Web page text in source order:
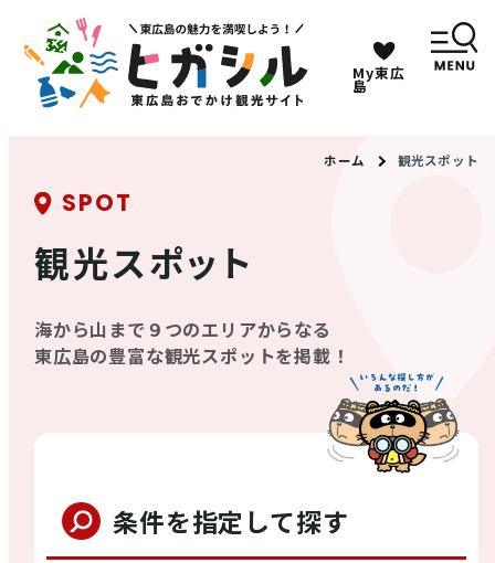
My東広
島
ホーム 観光スポット
SPOT
観光スポット
海から山まで９つのエリアからなる
東広島の豊富な観光スポットを掲載！
条件を指定して探す
キーワードは2つまで、30文字以内で検索してくだ
さい。
メニュー
MENU
観光スポット
店舗情報